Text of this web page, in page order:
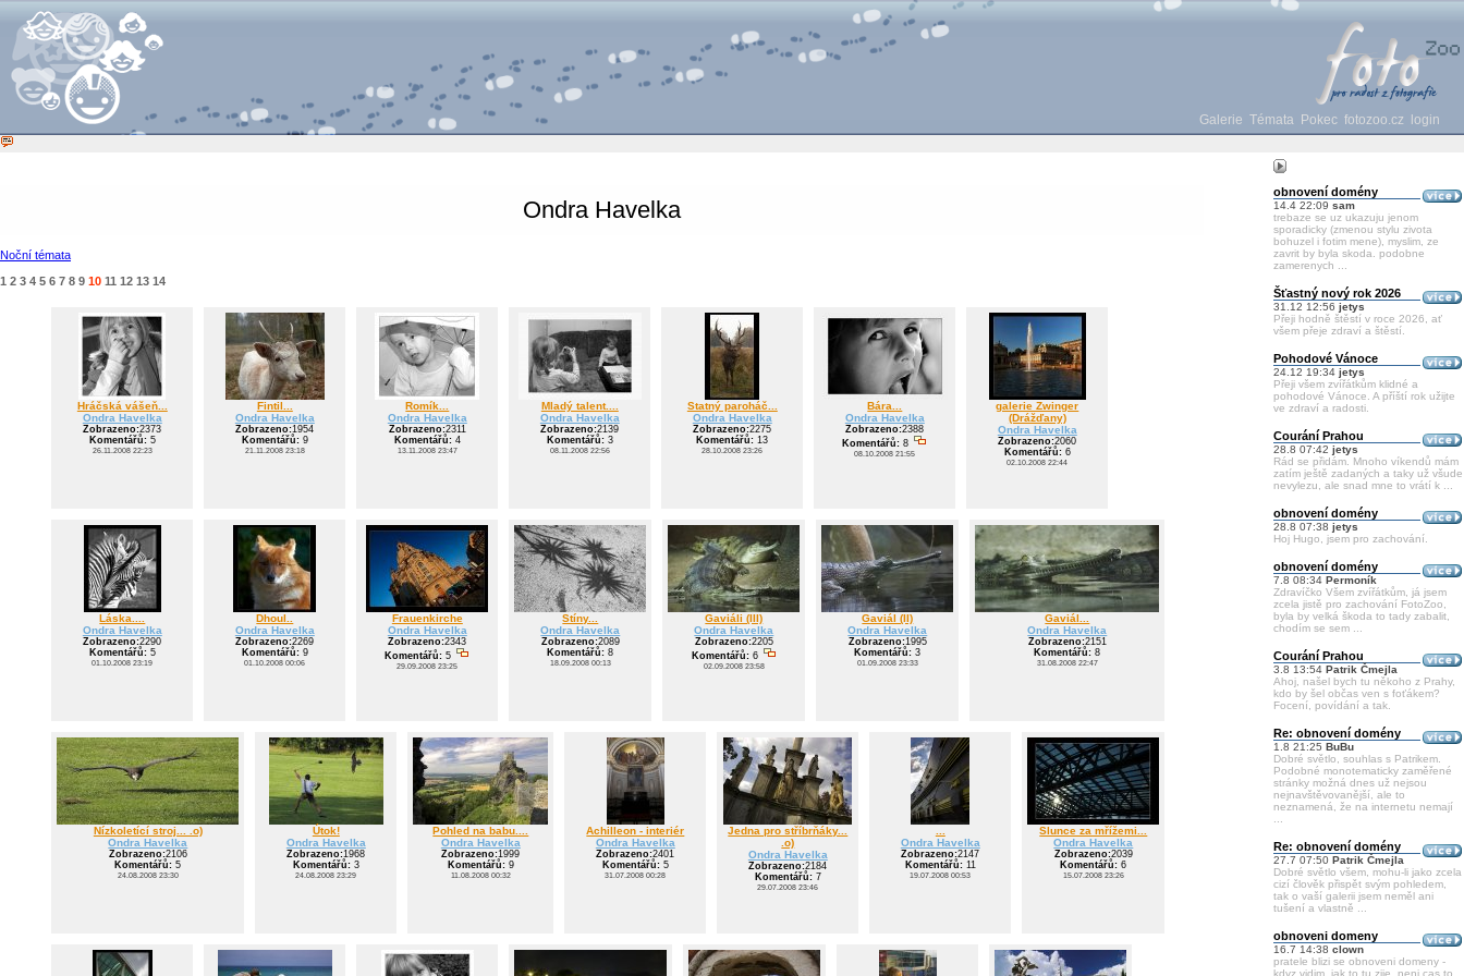
Galerie Témata Pokec fotozoo.cz login
obnovení domény
14.4 22:09 sam
trebaze se uz ukazuju jenom
sporadicky (zmenou stylu zivota
bohuzel i fotim mene), myslim, ze
zavrit by byla skoda. podobne
zamerenych ...
Šťastný nový rok 2026
31.12 12:56 jetys
Přeji hodně štěstí v roce 2026, ať
všem přeje zdraví a štěstí.
Pohodové Vánoce
24.12 19:34 jetys
Přeji všem zvířátkům klidné a
pohodové Vánoce. A příští rok užijte
ve zdraví a radosti.
Courání Prahou
28.8 07:42 jetys
Rád se přidám. Mnoho víkendů mám
zatím ještě zadaných a taky už všude
nevylezu, ale snad mne to vrátí k ...
obnovení domény
28.8 07:38 jetys
Hoj Hugo, jsem pro zachování.
obnovení domény
7.8 08:34 Permoník
Zdravíčko Všem zvířátkům, já jsem
zcela jistě pro zachování FotoZoo,
byla by velká škoda to tady zabalit,
chodím se sem ...
Courání Prahou
3.8 13:54 Patrik Čmejla
Ahoj, našel bych tu někoho z Prahy,
kdo by šel občas ven s foťákem?
Focení, povídání a tak.
Re: obnovení domény
1.8 21:25 BuBu
Dobré světlo, souhlas s Patrikem.
Podobné monotematicky zaměřené
stránky možná dnes už nejsou
nejnavštěvovanější, ale to
neznamená, že na internetu nemají
Re: obnovení domény
27.7 07:50 Patrik Čmejla
Dobré světlo všem, mohu-li jako zcela
cizí člověk přispět svým pohledem,
tak o vaší galerii jsem neměl ani
tušení a vlastně ...
obnoveni domeny
16.7 14:38 clown
pratele blizi se obnoveni domeny -
kdyz vidim, jak to tu zije, neni cas to
Ondra Havelka
Noční témata
1 2 3 4 5 6 7 8 9 10 11 12 13 14
Hráčská vášeň...
Ondra Havelka
Zobrazeno:2373
Komentářů:5
26.11.2008 22:23
Fintil...
Ondra Havelka
Zobrazeno:1954
Komentářů:9
21.11.2008 23:18
Romík...
Ondra Havelka
Zobrazeno:2311
Komentářů:4
13.11.2008 23:47
Mladý talent....
Ondra Havelka
Zobrazeno:2139
Komentářů:3
08.11.2008 22:56
Statný paroháč...
Ondra Havelka
Zobrazeno:2275
Komentářů: 13
28.10.2008 23:26
Bára...
Ondra Havelka
Zobrazeno:2388
Komentářů: 8
08.10.2008 21:55
galerie Zwinger
(Drážďany)
Ondra Havelka
Zobrazeno:2060
Komentářů:6
02.10.2008 22:44
Láska....
Ondra Havelka
Zobrazeno:2290
Komentářů:5
01.10.2008 23:19
Dhoul..
Ondra Havelka
Zobrazeno:2269
Komentářů:9
01.10.2008 00:06
Frauenkirche
Ondra Havelka
Zobrazeno:2343
Komentářů: 5
29.09.2008 23:25
Stíny...
Ondra Havelka
Zobrazeno:2089
Komentářů: 8
18.09.2008 00:13
Gaviáli (III)
Ondra Havelka
Zobrazeno:2205
Komentářů:6
02.09.2008 23:58
Gaviál (II)
Ondra Havelka
Zobrazeno:1995
Komentářů: 3
01.09.2008 23:33
Gaviál...
Ondra Havelka
Zobrazeno:2151
Komentářů: 8
31.08.2008 22:47
Nízkoletící stroj... .o)
Ondra Havelka
Zobrazeno:2106
Komentářů: 5
24.08.2008 23:30
Útok!
Ondra Havelka
Zobrazeno:1968
Komentářů:3
24.08.2008 23:29
Pohled na babu....
Ondra Havelka
Zobrazeno:1999
Komentářů:9
11.08.2008 00:32
Achilleon - interiér
Ondra Havelka
Zobrazeno:2401
Komentářů:5
31.07.2008 00:28
Jedna pro stříbrňáky...
.o)
Ondra Havelka
Zobrazeno:2184
Komentářů:7
29.07.2008 23:46
Ondra Havelka
Zobrazeno:2147
Komentářů:11
19.07.2008 00:53
Slunce za mřížemi...
Ondra Havelka
Zobrazeno:2039
Komentářů: 6
15.07.2008 23:26